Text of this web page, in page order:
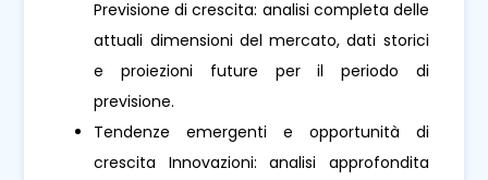
Previsione di crescita: analisi completa delle
attuali dimensioni del mercato, dati storici
e proiezioni future per il periodo di
previsione.
Tendenze emergenti e opportunità di
crescita Innovazioni: analisi approfondita